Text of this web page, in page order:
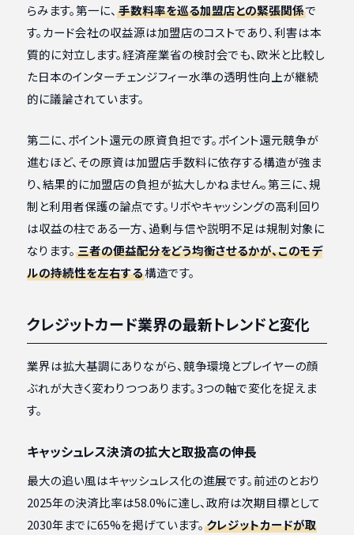
らみます。第一に、 手数料率を巡る加盟店との緊張関係で
す。カード会社の収益源は加盟店のコストであり、利害は本
質的に対立します。経済産業省の検討会でも、欧米と比較し
た日本のインターチェンジフィー水準の透明性向上が継続
的に議論されています。
第二に、ポイント還元の原資負担です。ポイント還元競争が
進むほど、その原資は加盟店手数料に依存する構造が強ま
り、結果的に加盟店の負担が拡大しかねません。第三に、規
制と利用者保護の論点です。リボやキャッシングの高利回り
は収益の柱である一方、過剰与信や説明不足は規制対象に
なります。 三者の便益配分をどう均衡させるかが、このモデ
ルの持続性を左右する構造です。
クレジットカード業界の最新トレンドと変化
業界は拡大基調にありながら、競争環境とプレイヤーの顔
ぶれが大きく変わりつつあります。3つの軸で変化を捉えま
す。
キャッシュレス決済の拡大と取扱高の伸長
最大の追い風はキャッシュレス化の進展です。前述のとおり
2025年の決済比率は58.0%に達し、政府は次期目標として
2030年までに65%を掲げています。 クレジットカードが取